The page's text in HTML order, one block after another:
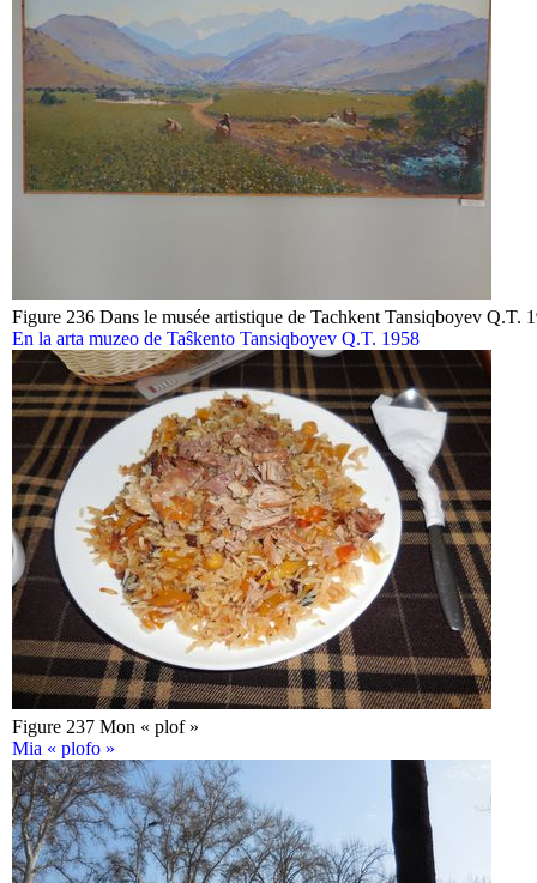
Figure 236 Dans le musée artistique de Tachkent Tansiqboyev Q.T.
En la arta muzeo de Taŝkento Tansiqboyev Q.T. 1958
Figure 237 Mon « plof »
Mia « plofo »